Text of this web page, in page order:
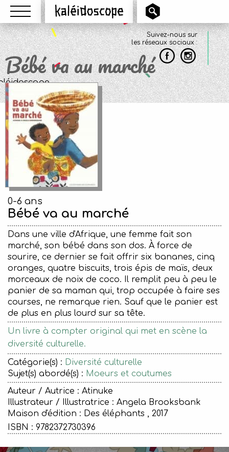
Menu Kaléidoscope
Suivez-nous sur
les réseaux sociaux :
Bébé va au marché
0-6 ans
Bébé va au marché
Dans une ville d'Afrique, une femme fait son
marché, son bébé dans son dos. À force de
sourire, ce dernier se fait offrir six bananes, cinq
oranges, quatre biscuits, trois épis de maïs, deux
morceaux de noix de coco. Il remplit peu à peu le
panier de sa maman qui, trop occupée à faire ses
courses, ne remarque rien. Sauf que le panier est
de plus en plus lourd sur sa tête.
Un livre à compter original qui met en scène la
diversité culturelle.
Catégorie(s) : Diversité culturelle
Sujet(s) abordé(s) : Moeurs et coutumes
Auteur / Autrice : Atinuke
Illustrateur / Illustratrice : Angela Brooksbank
Maison d'édition : Des éléphants , 2017
ISBN : 9782372730396